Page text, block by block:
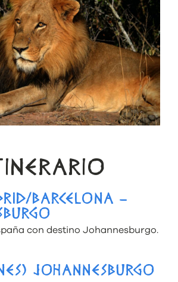
BARCELONA –
con destino Johannesburgo.
JOHANNESBURGO